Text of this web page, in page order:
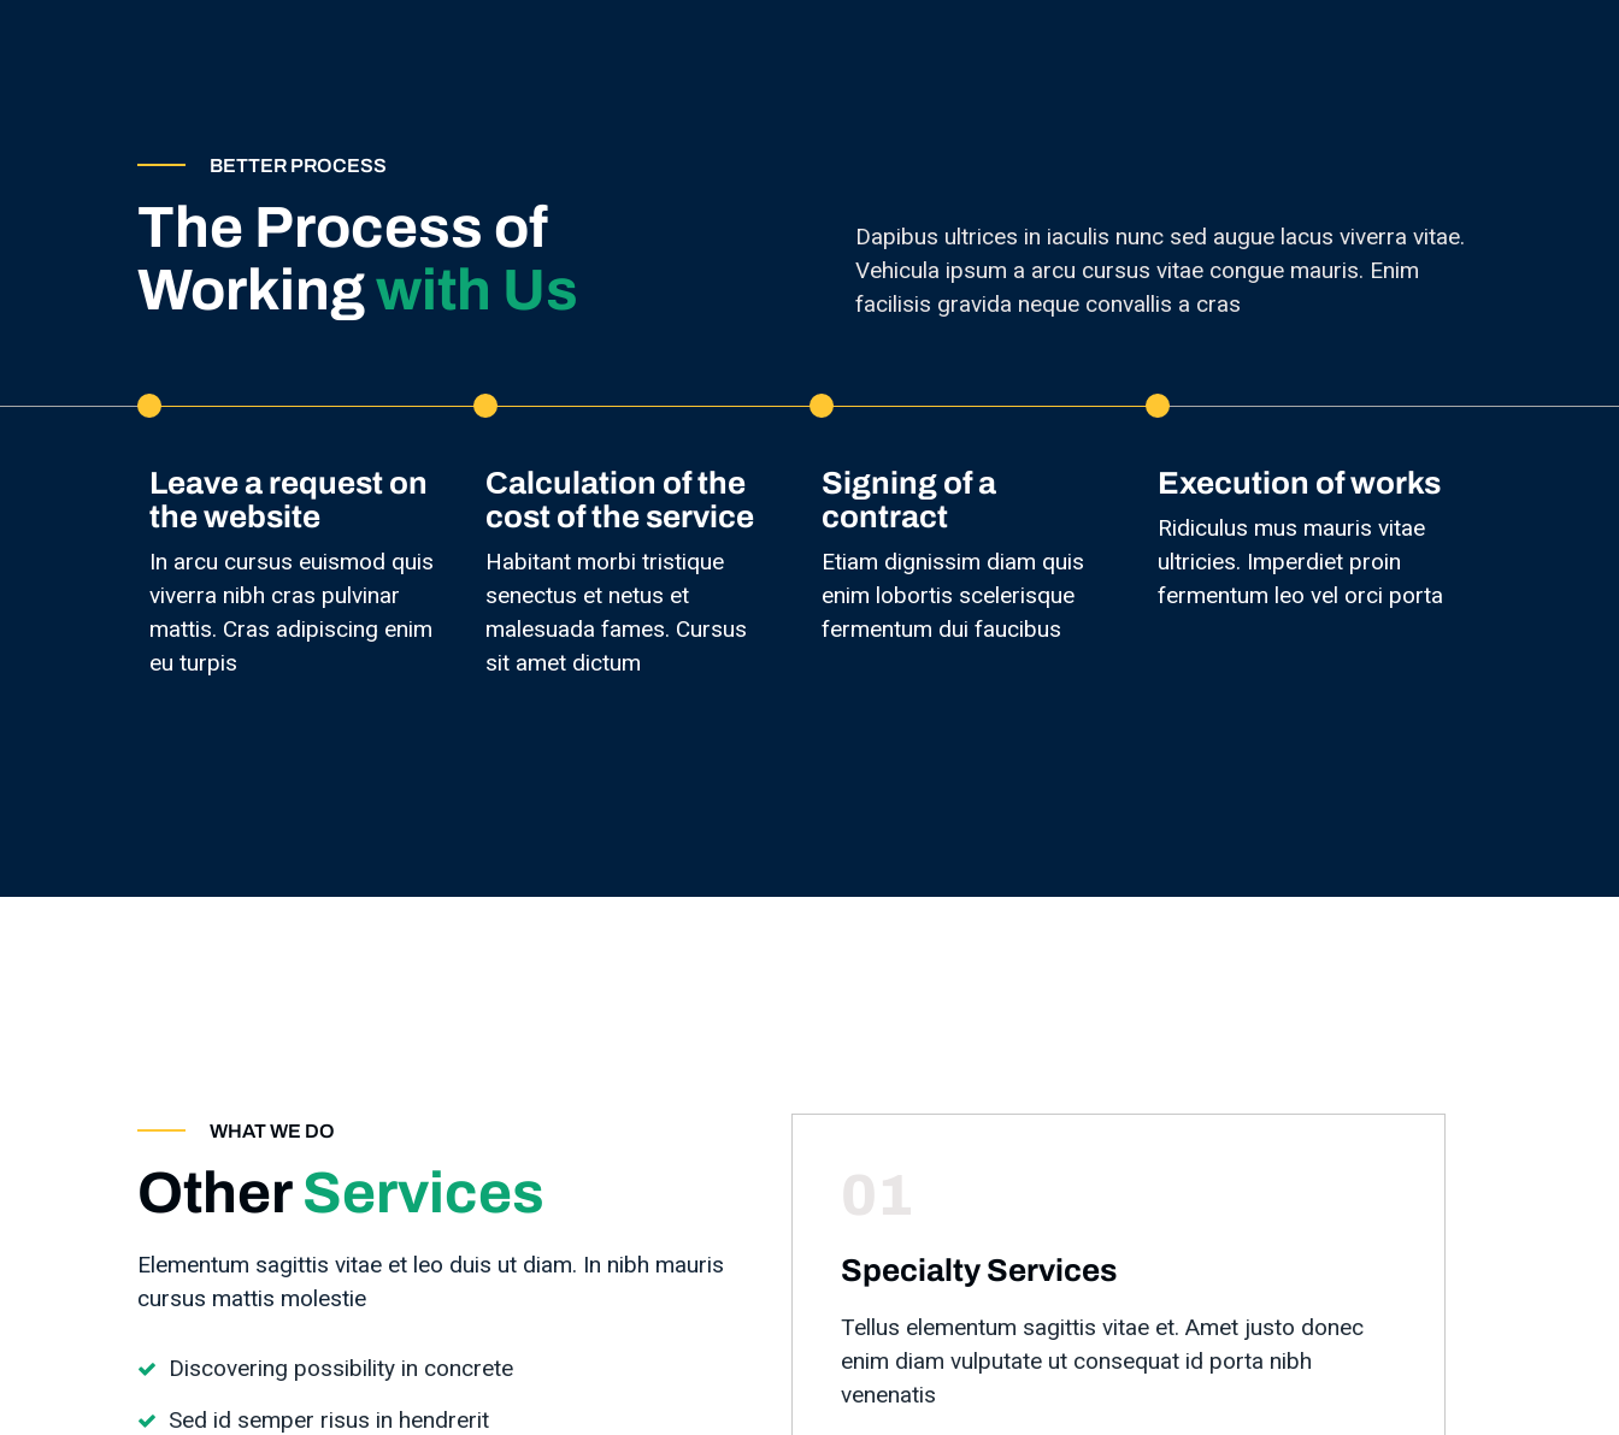
BETTER PROCESS
The Process of
Workingwith Us
Dapibus ultrices in iaculis nunc sed augue lacus viverra vitae.
Vehicula ipsum a arcu cursus vitae congue mauris. Enim
facilisis gravida neque convallis a cras
Leave a request on
the website
In arcu cursus euismod quis
viverra nibh cras pulvinar
mattis. Cras adipiscing enim
eu turpis
Сalculation of the
cost of the service
Habitant morbi tristique
senectus et netus et
malesuada fames. Cursus
sit amet dictum
Signing of a
contract
Etiam dignissim diam quis
enim lobortis scelerisque
fermentum dui faucibus
Execution of works
Ridiculus mus mauris vitae
ultricies. Imperdiet proin
fermentum leo vel orci porta
WHAT WE DO
OtherServices
Elementum sagittis vitae et leo duis ut diam. In nibh mauris
cursus mattis molestie
Discovering possibility in concrete
Sed id semper risus in hendrerit
01
Specialty Services
Tellus elementum sagittis vitae et. Amet justo donec
enim diam vulputate ut consequat id porta nibh
venenatis